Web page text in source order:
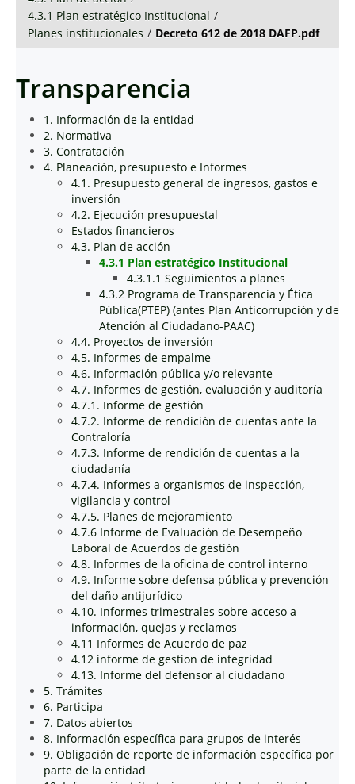
4.3.1 Plan estratégico Institucional /
Planes institucionales / Decreto 612 de 2018 DAFP.pdf
Transparencia
1. Información de la entidad
2. Normativa
3. Contratación
4. Planeación, presupuesto e Informes
4.1. Presupuesto general de ingresos, gastos e
inversión
4.2. Ejecución presupuestal
Estados financieros
4.3. Plan de acción
4.3.1 Plan estratégico Institucional
4.3.1.1 Seguimientos a planes
4.3.2 Programa de Transparencia y Ética
Pública(PTEP) (antes Plan Anticorrupción y de
Atención al Ciudadano-PAAC)
4.4. Proyectos de inversión
4.5. Informes de empalme
4.6. Información pública y/o relevante
4.7. Informes de gestión, evaluación y auditoría
4.7.1. Informe de gestión
4.7.2. Informe de rendición de cuentas ante la
Contraloría
4.7.3. Informe de rendición de cuentas a la
ciudadanía
4.7.4. Informes a organismos de inspección,
vigilancia y control
4.7.5. Planes de mejoramiento
4.7.6 Informe de Evaluación de Desempeño
Laboral de Acuerdos de gestión
4.8. Informes de la oficina de control interno
4.9. Informe sobre defensa pública y prevención
del daño antijurídico
4.10. Informes trimestrales sobre acceso a
información, quejas y reclamos
4.11 Informes de Acuerdo de paz
4.12 informe de gestion de integridad
4.13. Informe del defensor al ciudadano
5. Trámites
6. Participa
7. Datos abiertos
8. Información específica para grupos de interés
9. Obligación de reporte de información específica por
parte de la entidad